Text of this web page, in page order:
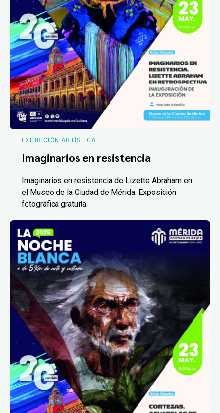
EXHIBICIÓN ARTÍSTICA
Imaginarios en resistencia
Imaginarios en resistencia de Lizette Abraham en
el Museo de la Ciudad de Mérida. Exposición
fotográfica gratuita.